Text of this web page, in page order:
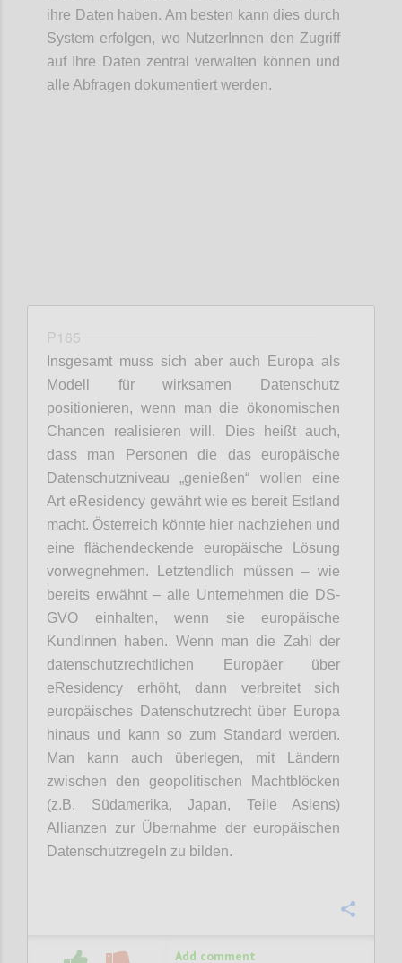
ihre Daten haben. Am besten kann dies durch
System erfolgen, wo NutzerInnen den Zugriff
auf Ihre Daten zentral verwalten können und
alle Abfragen dokumentiert werden.
P165
Insgesamt muss sich aber auch Europa als
Modell für wirksamen Datenschutz
positionieren, wenn man die ökonomischen
Chancen realisieren will. Dies heißt auch,
dass man Personen die das europäische
Datenschutzniveau „genießen“ wollen eine
Art eResidency gewährt wie es bereit Estland
macht. Österreich könnte hier nachziehen und
eine flächendeckende europäische Lösung
vorwegnehmen. Letztendlich müssen – wie
bereits erwähnt – alle Unternehmen die DS-
GVO einhalten, wenn sie europäische
KundInnen haben. Wenn man die Zahl der
datenschutzrechtlichen Europäer über
eResidency erhöht, dann verbreitet sich
europäisches Datenschutzrecht über Europa
hinaus und kann so zum Standard werden.
Man kann auch überlegen, mit Ländern
zwischen den geopolitischen Machtblöcken
(z.B. Südamerika, Japan, Teile Asiens)
Allianzen zur Übernahme der europäischen
Datenschutzregeln zu bilden.
Add comment